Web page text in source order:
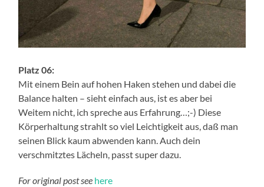
Platz 06:
Mit einem Bein auf hohen Haken stehen und dabei die
Balance halten – sieht einfach aus, ist es aber bei
Weitem nicht, ich spreche aus Erfahrung…;-) Diese
Körperhaltung strahlt so viel Leichtigkeit aus, daß man
seinen Blick kaum abwenden kann. Auch dein
verschmitztes Lächeln, passt super dazu.
For original post see here